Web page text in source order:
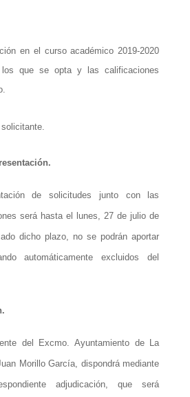
en el curso académico 2019-2020
que se opta y las calificaciones
de solicitudes junto con las
será hasta el
lunes, 27 de julio de
dicho plazo, no se podrán aportar
automáticamente excluidos del
del Excmo. Ayuntamiento de La
Morillo García, dispondrá mediante
adjudicación, que será